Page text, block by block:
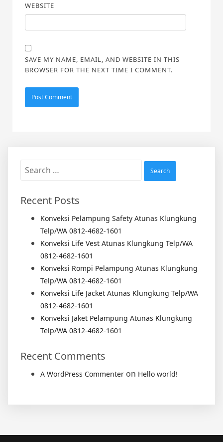
WEBSITE
SAVE MY NAME, EMAIL, AND WEBSITE IN THIS
BROWSER FOR THE NEXT TIME I COMMENT.
Search
Recent Posts
Konveksi Pelampung Safety Atunas Klungkung
Telp/WA 0812-4682-1601
Konveksi Life Vest Atunas Klungkung Telp/WA
0812-4682-1601
Konveksi Rompi Pelampung Atunas Klungkung
Telp/WA 0812-4682-1601
Konveksi Life Jacket Atunas Klungkung Telp/WA
0812-4682-1601
Konveksi Jaket Pelampung Atunas Klungkung
Telp/WA 0812-4682-1601
Recent Comments
A WordPress Commenter on Hello world!